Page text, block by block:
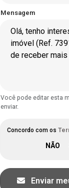
Mensagem
Você pode editar esta
enviar.
Concordo com os
Enviar